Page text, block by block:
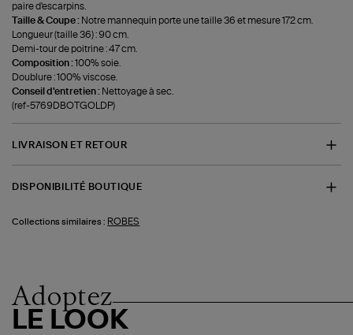
paire d'escarpins.
Taille & Coupe : Notre mannequin porte une taille 36 et mesure 172 cm.
Longueur (taille 36) : 90 cm.
Demi-tour de poitrine : 47 cm.
Composition :100% soie.
Doublure : 100% viscose.
Conseil d'entretien : Nettoyage à sec.
(ref-5769DBOTGOLDP)
LIVRAISON ET RETOUR
DISPONIBILITÉ BOUTIQUE
Collections similaires : ROBES
Adoptez
LE LOOK